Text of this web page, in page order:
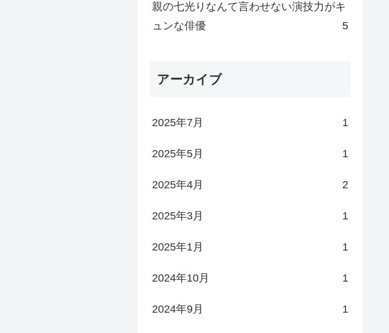
親の七光りなんて言わせない演技力がキ
ュンな俳優
5
アーカイブ
2025年7月 1
2025年5月 1
2025年4月 2
2025年3月 1
2025年1月 1
2024年10月 1
2024年9月 1